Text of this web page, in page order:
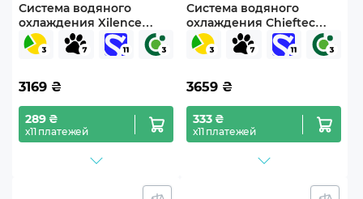
Система водяного
охлаждения Xilence
LiQuRizer 240 ARGB
(XC977)
3169 ₴
289 ₴
х11 платежей
Система водяного
охлаждения Chieftec
Iceberg 240 DARK (CLC-
240-BLK)
3659 ₴
333 ₴
х11 платежей